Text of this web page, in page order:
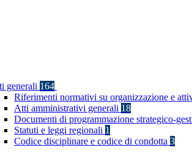
generali 164
Riferimenti normativi su organizzazione e
Atti amministrativi generali 18
Documenti di programmazione strategico-
Statuti e leggi regionali 1
Codice disciplinare e codice di condotta 3